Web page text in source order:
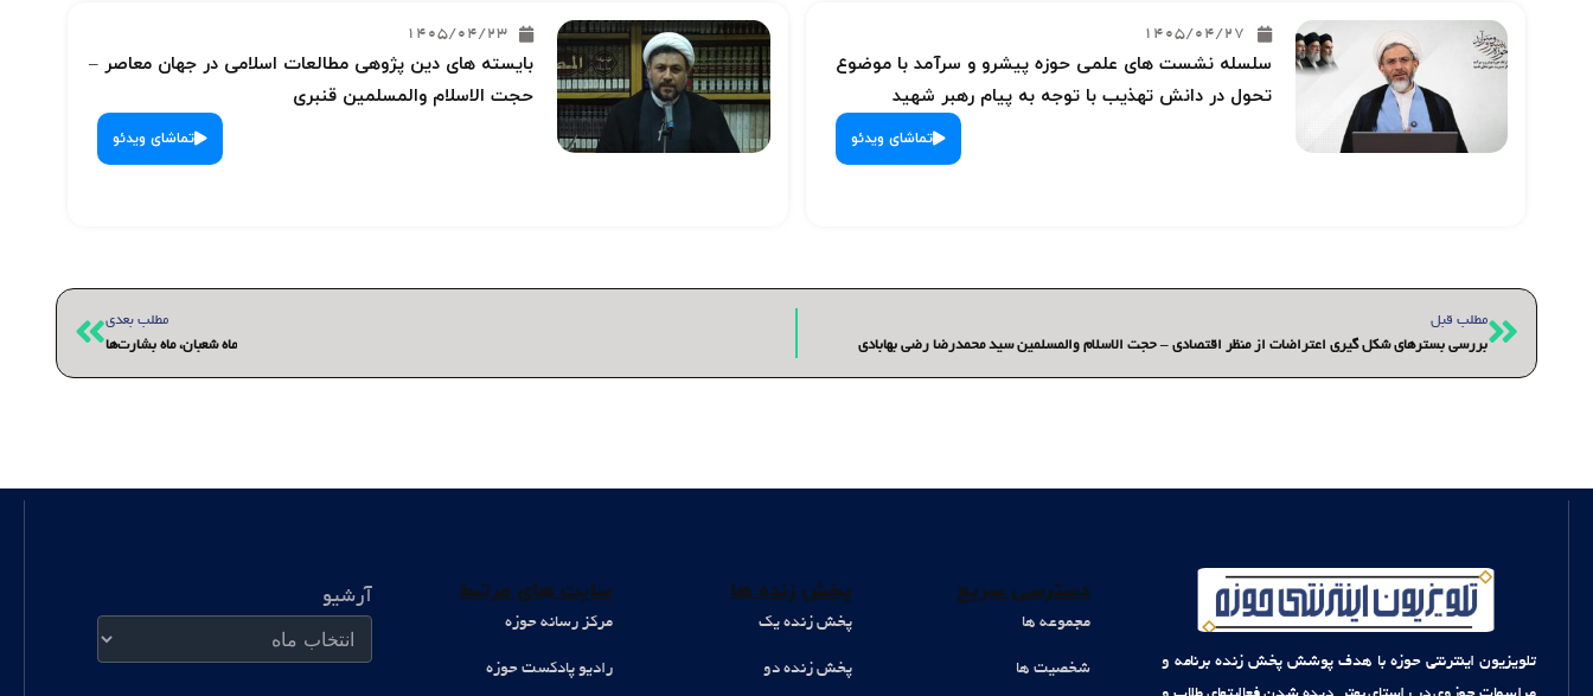
1405/04/27
سلسله نشست های علمی حوزه پیشرو و سرآمد با موضوع
تحول در دانش تهذیب با توجه به پیام رهبر شهید
تماشای ویدئو
1405/04/23
بایسته های دین پژوهی مطالعات اسلامی در جهان معاصر –
حجت الاسلام والمسلمین قنبری
تماشای ویدئو
قبلیمطلب قبل
بررسی بسترهای شکل گیری اعتراضات از منظر اقتصادی – حجت الاسلام والمسلمین سید محمدرضا رضی بهابادی
مطلب بعدی
ماه شعبان، ماه بشارت‌ها
بعدی
تلویزیون اینترنتی حوزه با هدف پوشش پخش زنده برنامه و
دسترسی سریع
مجموعه ها
شخصیت ها
پخش زنده ها
پخش زنده یک
پخش زنده دو
سایت های مرتبط
مرکز رسانه حوزه
رادیو پادکست حوزه
آرشیو
آرشیو